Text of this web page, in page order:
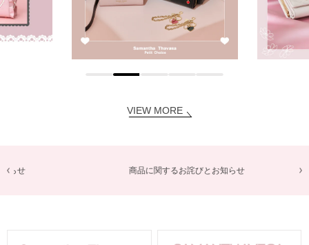
VIEW MORE
商品に関するお詫びとお知らせ